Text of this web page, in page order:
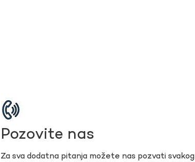
Pozovite nas
Za sva dodatna pitanja možete nas pozvati svakog